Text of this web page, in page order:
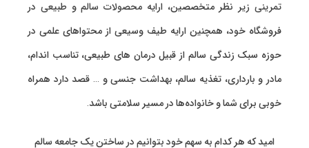
تمرینیزیر نظر متخصصین، ارایه محصولات سالم و طبیعی در
فروشگاه خود، همچنین ارایه طیف وسیعی از محتواهای علمی در
حوزه سبک زندگی سالم از قبیل درمان های طبیعی، تناسب اندام،
مادر و بارداری، تغذیه سالم، بهداشت جنسی و … قصد دارد همراه
خوبی برای شما و خانواده‌ها در مسیر سلامتی باشد.
امید که هر کدام به سهم خود بتوانیم در ساختن یک جامعه سالم